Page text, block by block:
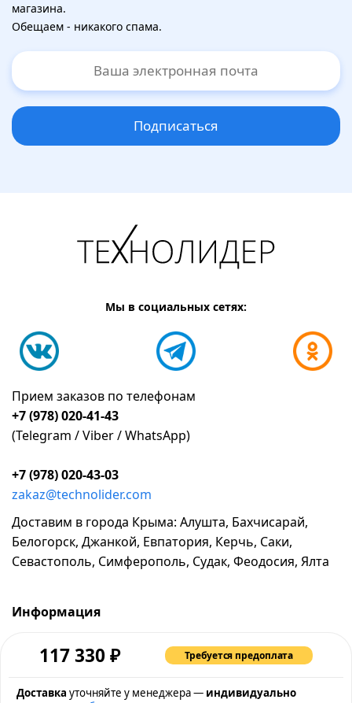
117 330₽ Требуется предоплата
Доставка уточняйте у менеджера — индивидуально
магазина.
Обещаем - никакого спама.
Подписаться
Мы в социальных сетях:
Прием заказов по телефонам
+7 (978) 020-41-43
(Telegram / Viber / WhatsApp)
+7 (978) 020-43-03
zakaz@technolider.com
Доставим в города Крыма: Алушта, Бахчисарай,
Белогорск, Джанкой, Евпатория, Керчь, Саки,
Севастополь, Симферополь, Судак, Феодосия, Ялта
Информация
о компании
промокоды и акции